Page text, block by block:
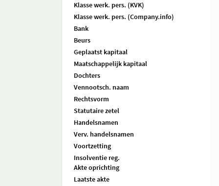
Klasse werk. pers. (KVK)
Klasse werk. pers. (Company.info)
Bank
Beurs
Geplaatst kapitaal
Maatschappelijk kapitaal
Dochters
Vennootsch. naam
Rechtsvorm
Statutaire zetel
Handelsnamen
Verv. handelsnamen
Voortzetting
Insolventie reg.
Akte oprichting
Laatste akte